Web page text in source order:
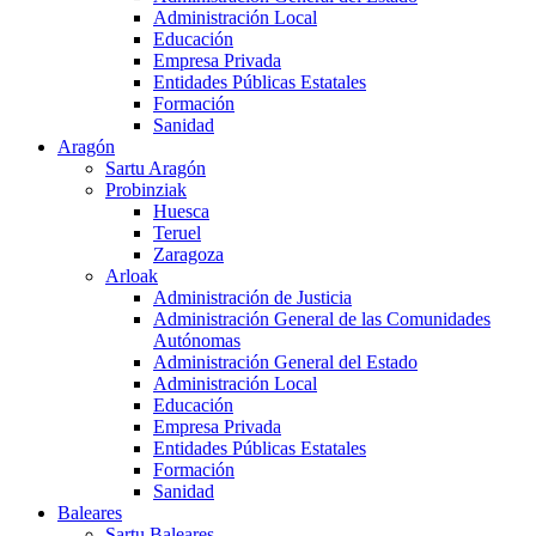
Administración Local
Educación
Empresa Privada
Entidades Públicas Estatales
Formación
Sanidad
Aragón
Sartu Aragón
Probinziak
Huesca
Teruel
Zaragoza
Arloak
Administración de Justicia
Administración General de las Comunidades
Autónomas
Administración General del Estado
Administración Local
Educación
Empresa Privada
Entidades Públicas Estatales
Formación
Sanidad
Baleares